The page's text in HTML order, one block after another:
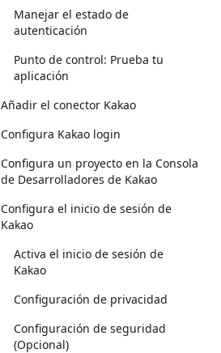
Manejar el estado de
autenticación
Punto de control: Prueba tu
aplicación
Añadir el conector Kakao
Configura Kakao login
Configura un proyecto en la Consola
de Desarrolladores de Kakao
Configura el inicio de sesión de
Kakao
Activa el inicio de sesión de
Kakao
Configuración de privacidad
Configuración de seguridad
(Opcional)